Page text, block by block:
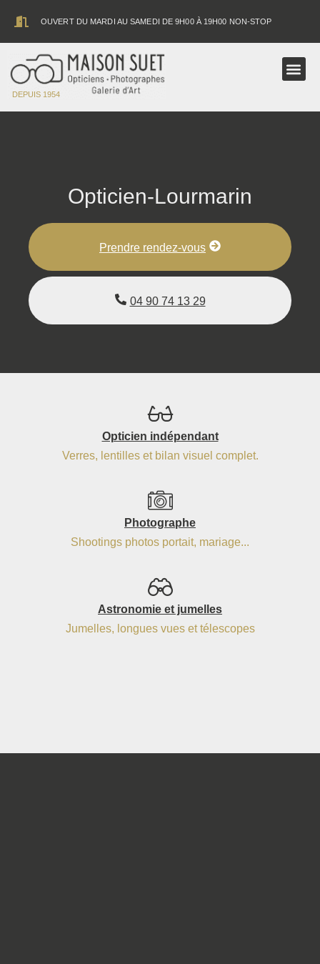
principalOUVERT DU MARDI AU SAMEDI DE 9H00 À 19H00 NON-STOP
DEPUIS 1954
Opticien-Lourmarin
Prendre rendez-vous
04 90 74 13 29
Opticien indépendant
Verres, lentilles et bilan visuel complet.
Photographe
Shootings photos portait, mariage...
Astronomie et jumelles
Jumelles, longues vues et télescopes